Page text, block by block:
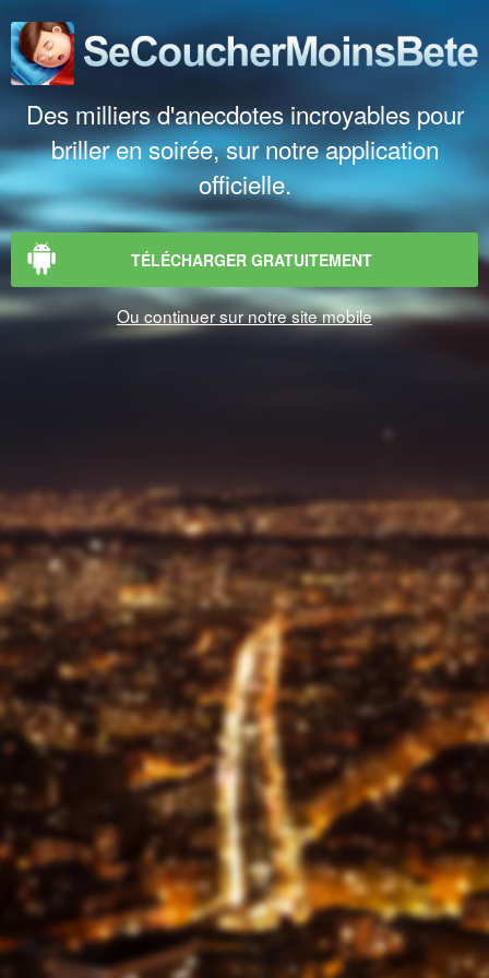
Des milliers d'anecdotes incroyables pour
briller en soirée, sur notre application
officielle.
TÉLÉCHARGER GRATUITEMENT
Ou continuer sur notre site mobile